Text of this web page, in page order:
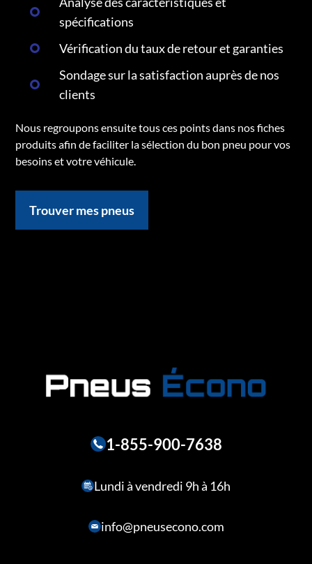
spécifications
Vérification du taux de retour et garanties
Sondage sur la satisfaction auprès de nos
clients
Nous regroupons ensuite tous ces points dans nos fiches
produits afin de faciliter la sélection du bon pneu pour vos
besoins et votre véhicule.
Trouver mes pneus
1-855-900-7638
Lundi à vendredi 9h à 16h
info@pneusecono.com